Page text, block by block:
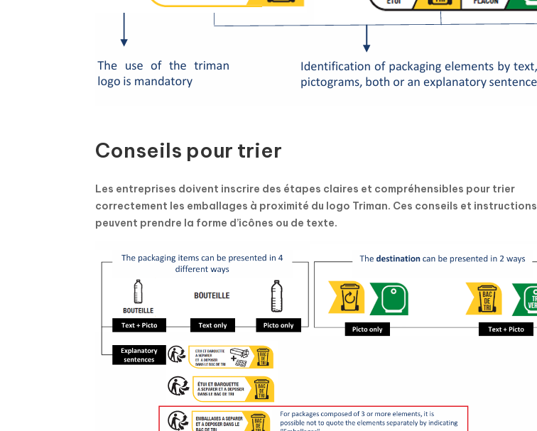
Conseils pour trier
Les entreprises doivent inscrire des étapes claires et compréhensibles pour trier
correctement les emballages à proximité du logo Triman. Ces conseils et instructions
peuvent prendre la forme d’icônes ou de texte.